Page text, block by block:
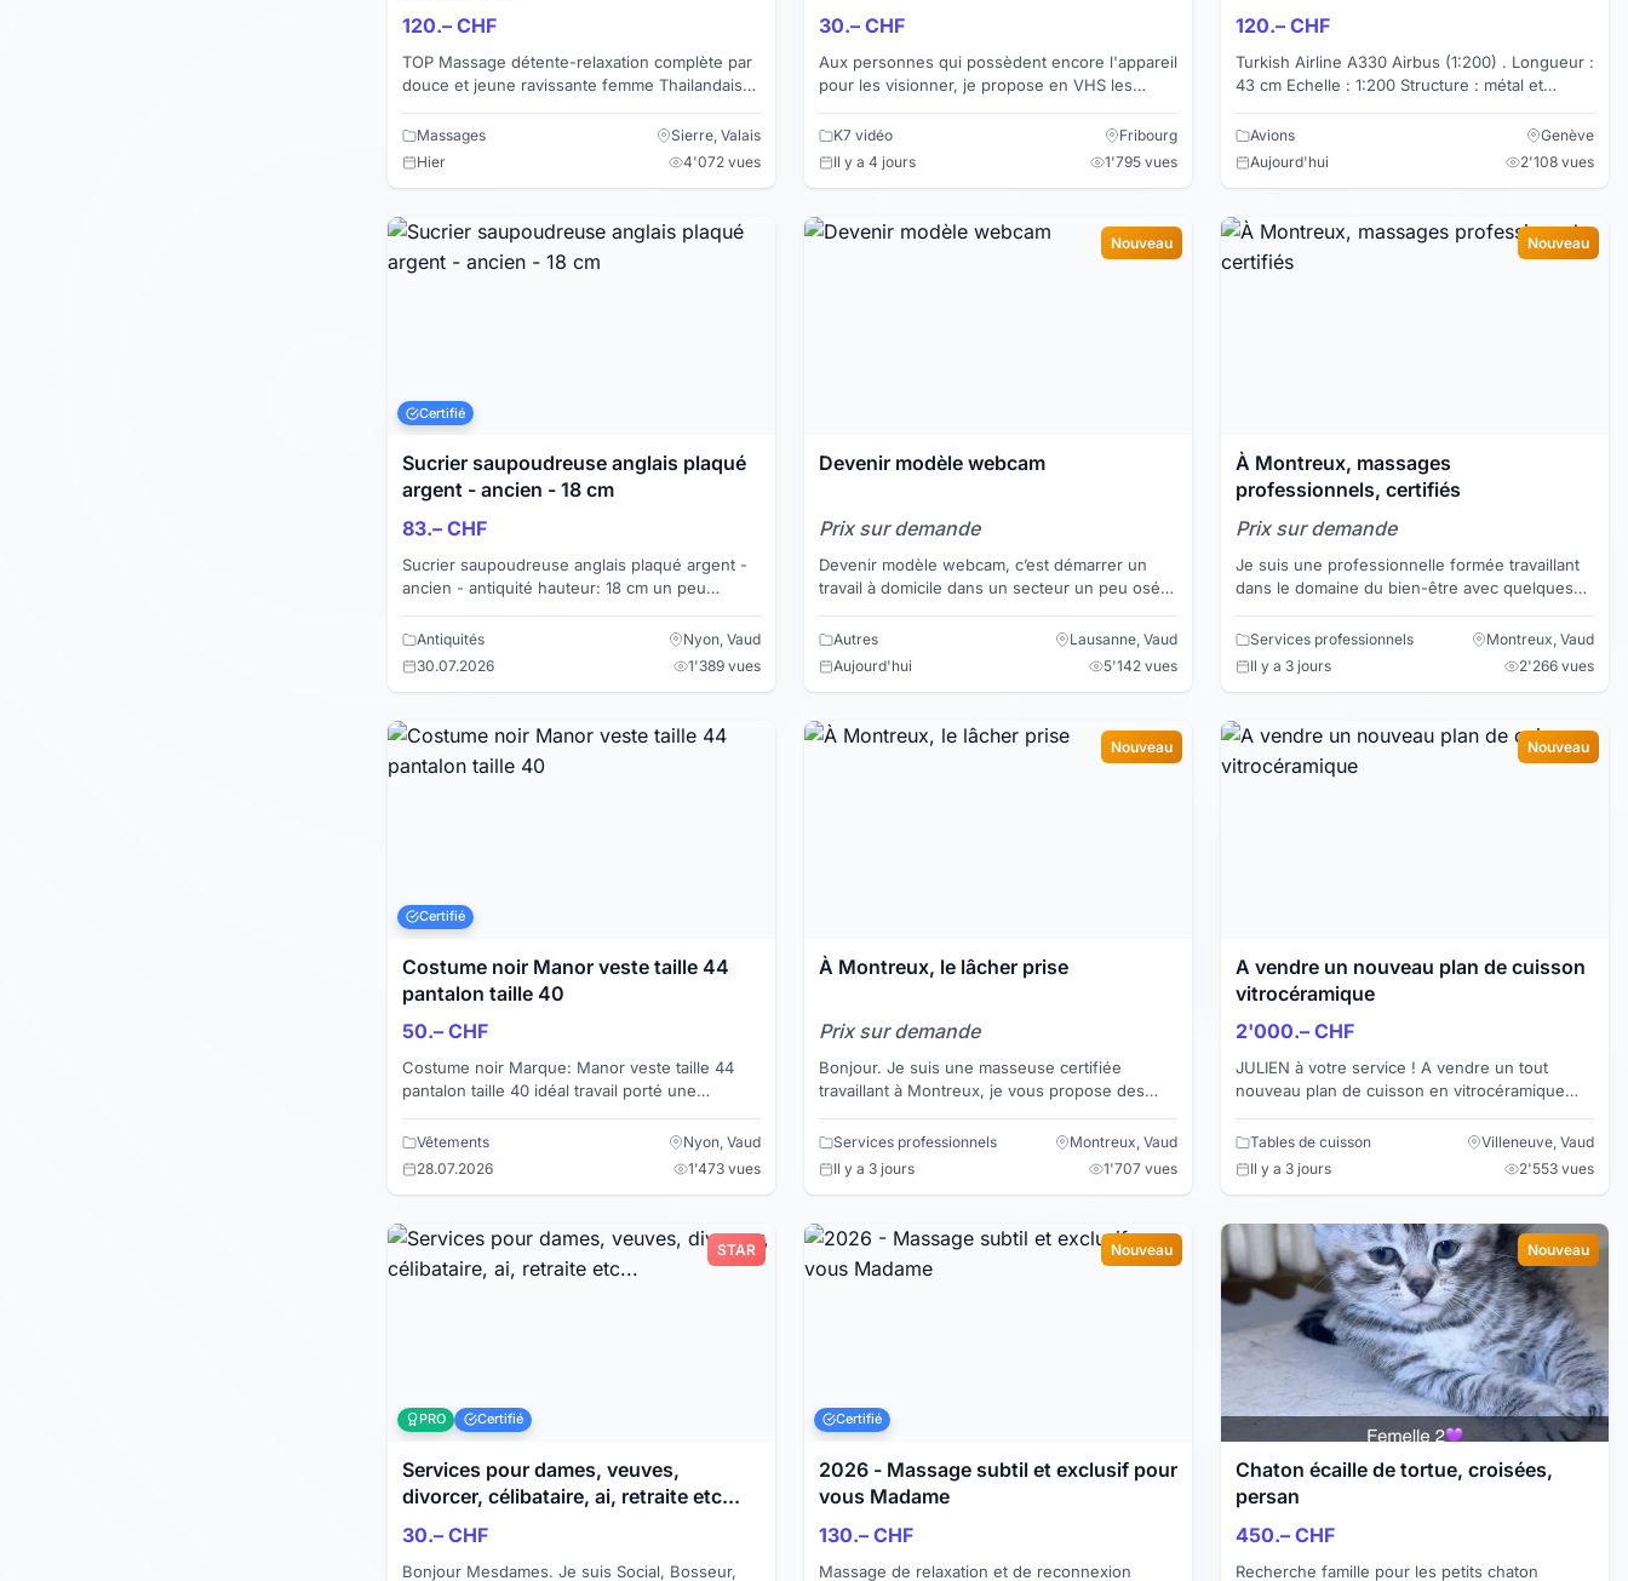
120.– CHF
TOP Massage détente-relaxation complète par
douce et jeune ravissante femme Thailandaise
vous relaxer...
Massages
Sierre, Valais
Hier
4'072 vues
30.– CHF
Aux personnes qui possèdent encore l'appareil
pour les visionner, je propose en VHS les
1. Le Château...
K7 vidéo
Fribourg
Il y a 4 jours
1'795 vues
120.– CHF
Turkish Airline A330 Airbus (1:200) . Longueur :
43 cm Echelle : 1:200 Structure : métal et
qualité...
Avions
Genève
Aujourd'hui
2'108 vues
Certifié
Sucrier saupoudreuse anglais plaqué
argent - ancien - 18 cm
83.– CHF
Sucrier saupoudreuse anglais plaqué argent -
ancien - antiquité hauteur: 18 cm un peu
made in Engl...
Antiquités
Nyon, Vaud
30.07.2026
1'389 vues
Nouveau
Devenir modèle webcam
Prix sur demande
Devenir modèle webcam, c’est démarrer un
travail à domicile dans un secteur un peu osé
un peu coquin...
Autres
Lausanne, Vaud
Aujourd'hui
5'142 vues
Nouveau
À Montreux, massages
professionnels, certifiés
Prix sur demande
Je suis une professionnelle formée travaillant
dans le domaine du bien-être avec quelques
plusieurs techniques d...
Services professionnels
Montreux, Vaud
Il y a 3 jours
2'266 vues
Certifié
Costume noir Manor veste taille 44
pantalon taille 40
50.– CHF
Costume noir Marque: Manor veste taille 44
pantalon taille 40 idéal travail porté une
semaine Je vends également une chemise en
soie blan...
Vêtements
Nyon, Vaud
28.07.2026
1'473 vues
Nouveau
À Montreux, le lâcher prise
Prix sur demande
Bonjour. Je suis une masseuse certifiée
travaillant à Montreux, je vous propose des
massages relaxants, massages thaï, massages
aux huiles et mass...
Services professionnels
Montreux, Vaud
Il y a 3 jours
1'707 vues
Nouveau
A vendre un nouveau plan de cuisson
vitrocéramique
2'000.– CHF
JULIEN à votre service ! A vendre un tout
nouveau plan de cuisson en vitrocéramique
avec la hotte de ventilation au milieu. Nous
avons aus...
Tables de cuisson
Villeneuve, Vaud
Il y a 3 jours
2'553 vues
STAR
PRO Certifié
Services pour dames, veuves,
divorcer, célibataire, ai, retraite etc...
30.– CHF
Bonjour Mesdames. Je suis Social, Bosseur,
Nouveau
Certifié
2026 - Massage subtil et exclusif pour
vous Madame
130.– CHF
Massage de relaxation et de reconnexion
Nouveau
Chaton écaille de tortue, croisées,
persan
450.– CHF
Recherche famille pour les petits chaton